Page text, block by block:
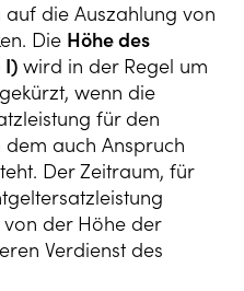
auf die Auszahlung von
Die Höhe des
I) wird in der Regel um
wenn die
für den
auch Anspruch
Der Zeitraum, für
der Höhe der
Verdienst des